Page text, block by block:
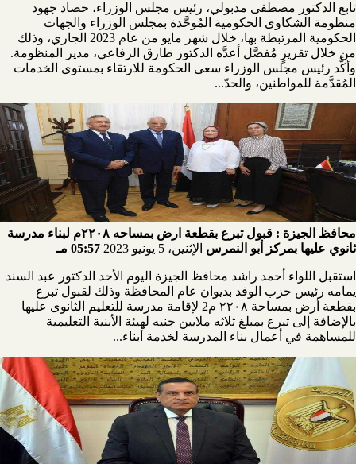
تابع الدكتور مصطفى مدبولي، رئيس مجلس الوزراء، حصاد جهود
منظومة الشكاوى الحكومية المُوحَّدة بمجلس الوزراء والجهات
الحكومية المرتبطة بها، خلال شهر مايو من عام 2023 الجاري، وذلك
من خلال تقريرٍ مُفصَّل أعدَّه الدكتور طارق الرفاعي، مدير المنظومة.
وأكَّد رئيس مجلس الوزراء سعى الحكومة للارتقاء بمستوى الخدمات
المُقدَّمة للمواطنين، والحدّ...
محافظ الجيزة : قبول تبرع بقطعة ارض بمساحه ٢٢٠٨م لبناء مدرسة
ثانوي عليها بمركز أبو النمرس الإثنين، 5 يونيو 2023 05:57 مـ
استقبل اللواء أحمد راشد محافظ الجيزة اليوم الأحد الدكتور عبد السند
يمامه رئيس حزب الوفد بديوان عام المحافظة وذلك لقبول تبرع
بقطعة أرض بمساحة ٢٢٠٨ م2 لإقامة مدرسة للتعليم الثانوى عليها
بالإضافة إلى تبرع بمبلغ ثلاثه ملايين جنيه لهيئة الأبنية التعليمية
للمساهمة في أعمال بناء المدرسة لخدمة أبناء...